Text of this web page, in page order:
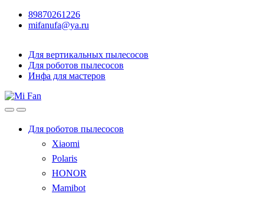
89870261226
mifanufa@ya.ru
Для вертикальных пылесосов
Для роботов пылесосов
Инфа для мастеров
Для роботов пылесосов
Xiaomi
Polaris
HONOR
Mamibot